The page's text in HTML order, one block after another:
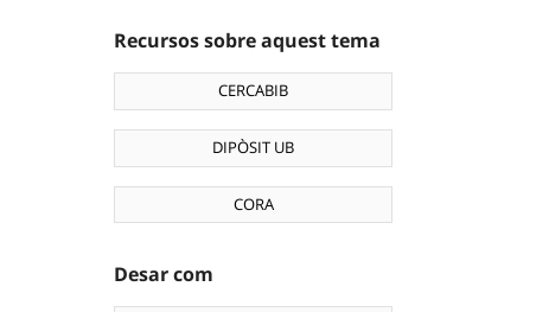
Recursos sobre aquest tema
CERCABIB
DIPÒSIT UB
CORA
Desar com